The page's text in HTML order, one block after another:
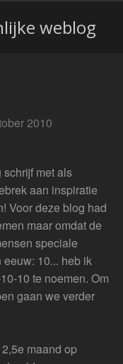
weblog
2010
met als
aan inspiratie
Voor deze blog had
maar omdat de
speciale
eeuw: 10... heb ik
10 te noemen. Om
gaan we verder
maand op